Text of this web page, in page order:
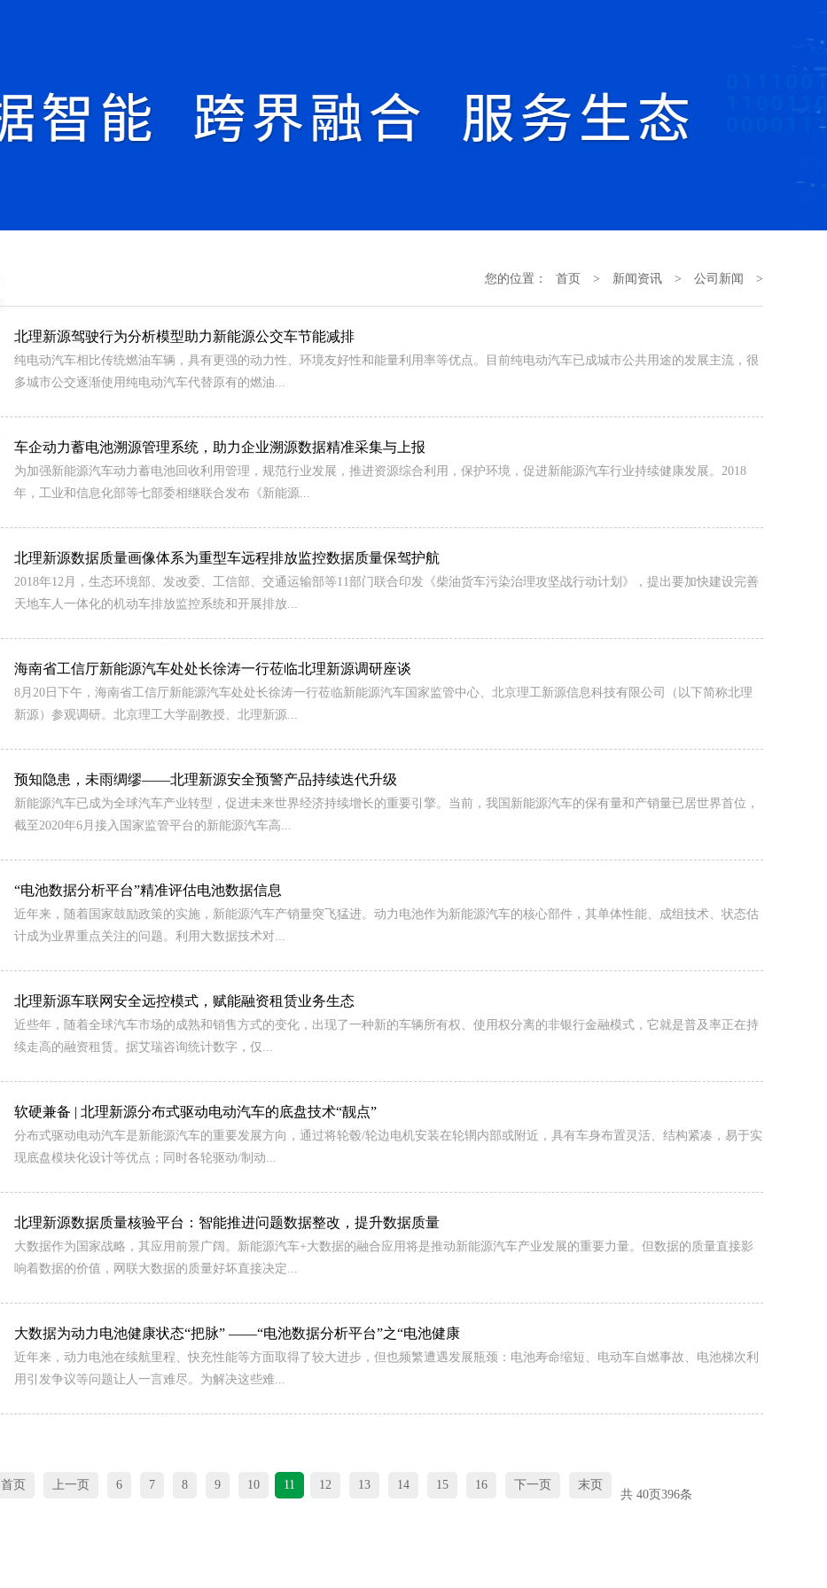
您的位置： 首页 > 新闻资讯 > 公司新闻 >
北理新源驾驶行为分析模型助力新能源公交车节能减排
纯电动汽车相比传统燃油车辆，具有更强的动力性、环境友好性和能量利用率等优点。目前纯电动汽车已成城市公共用途的发展主流，很
多城市公交逐渐使用纯电动汽车代替原有的燃油...
车企动力蓄电池溯源管理系统，助力企业溯源数据精准采集与上报
为加强新能源汽车动力蓄电池回收利用管理，规范行业发展，推进资源综合利用，保护环境，促进新能源汽车行业持续健康发展。2018
年，工业和信息化部等七部委相继联合发布《新能源...
北理新源数据质量画像体系为重型车远程排放监控数据质量保驾护航
2018年12月，生态环境部、发改委、工信部、交通运输部等11部门联合印发《柴油货车污染治理攻坚战行动计划》，提出要加快建设完善
天地车人一体化的机动车排放监控系统和开展排放...
海南省工信厅新能源汽车处处长徐涛一行莅临北理新源调研座谈
8月20日下午，海南省工信厅新能源汽车处处长徐涛一行莅临新能源汽车国家监管中心、北京理工新源信息科技有限公司（以下简称北理
新源）参观调研。北京理工大学副教授、北理新源...
预知隐患，未雨绸缪——北理新源安全预警产品持续迭代升级
新能源汽车已成为全球汽车产业转型，促进未来世界经济持续增长的重要引擎。当前，我国新能源汽车的保有量和产销量已居世界首位，
截至2020年6月接入国家监管平台的新能源汽车高...
“电池数据分析平台”精准评估电池数据信息
近年来，随着国家鼓励政策的实施，新能源汽车产销量突飞猛进。动力电池作为新能源汽车的核心部件，其单体性能、成组技术、状态估
计成为业界重点关注的问题。利用大数据技术对...
北理新源车联网安全远控模式，赋能融资租赁业务生态
近些年，随着全球汽车市场的成熟和销售方式的变化，出现了一种新的车辆所有权、使用权分离的非银行金融模式，它就是普及率正在持
续走高的融资租赁。据艾瑞咨询统计数字，仅...
软硬兼备 | 北理新源分布式驱动电动汽车的底盘技术“靓点”
分布式驱动电动汽车是新能源汽车的重要发展方向，通过将轮毂/轮边电机安装在轮辋内部或附近，具有车身布置灵活、结构紧凑，易于实
现底盘模块化设计等优点；同时各轮驱动/制动...
北理新源数据质量核验平台：智能推进问题数据整改，提升数据质量
大数据作为国家战略，其应用前景广阔。新能源汽车+大数据的融合应用将是推动新能源汽车产业发展的重要力量。但数据的质量直接影
响着数据的价值，网联大数据的质量好坏直接决定...
大数据为动力电池健康状态“把脉” ——“电池数据分析平台”之“电池健康
近年来，动力电池在续航里程、快充性能等方面取得了较大进步，但也频繁遭遇发展瓶颈：电池寿命缩短、电动车自燃事故、电池梯次利
用引发争议等问题让人一言难尽。为解决这些难...
首页 上一页 6 7 8 9 10 11 12 13 14 15 16 下一页 末页
共 40页 396条